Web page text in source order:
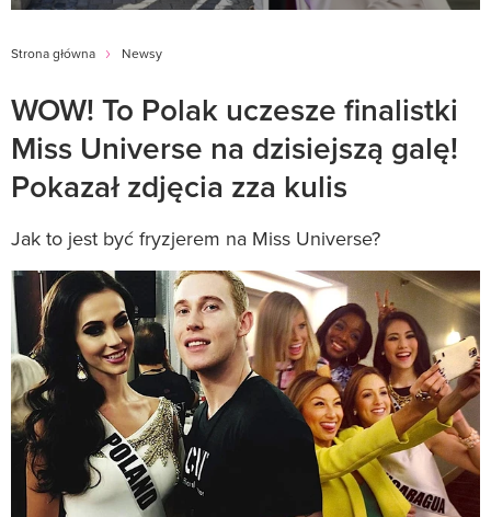
Strona główna Newsy
WOW! To Polak uczesze finalistki
Miss Universe na dzisiejszą galę!
Pokazał zdjęcia zza kulis
Jak to jest być fryzjerem na Miss Universe?